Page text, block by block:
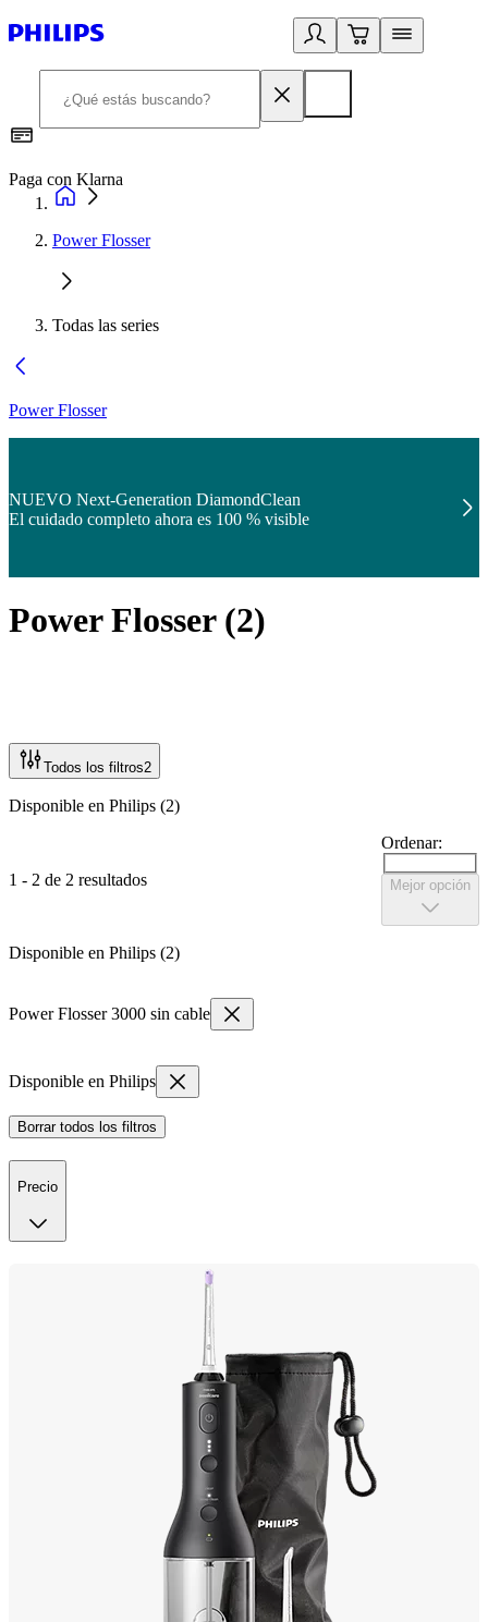
Paga con Klarna
Power Flosser
Todas las series
Power Flosser
NUEVO Next-Generation DiamondClean
El cuidado completo ahora es 100 % visible
Power Flosser(2)
Todos los filtros2
Disponible en Philips (2)
1 - 2 de 2 resultados
Ordenar:
Mejor opción
Disponible en Philips (2)
Power Flosser 3000 sin cable
Disponible en Philips
Borrar todos los filtros
Precio